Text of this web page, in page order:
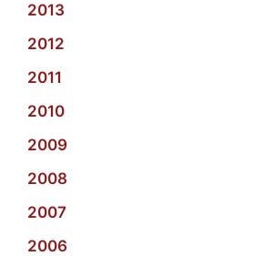
2013
2012
2011
2010
2009
2008
2007
2006